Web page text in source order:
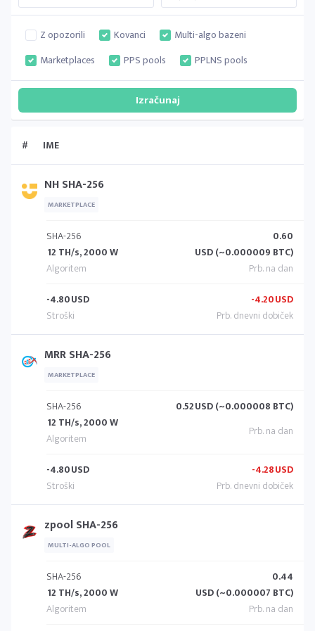
Z opozorili Kovanci
Multi-algo bazeni
Marketplaces
PPS pools PPLNS pools
# IME
NH SHA-256
MARKETPLACE
SHA-256
12 TH/s, 2000 W
0.60
USD (~0.000009 BTC)
-4.80USD -4.20USD
MRR SHA-256
MARKETPLACE
SHA-256
12 TH/s, 2000 W
0.52USD (~0.000008 BTC)
-4.80USD -4.28USD
zpool SHA-256
MULTI-ALGO POOL
SHA-256
12 TH/s, 2000 W
0.44
USD (~0.000007 BTC)